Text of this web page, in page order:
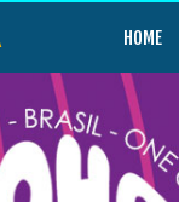
HOME